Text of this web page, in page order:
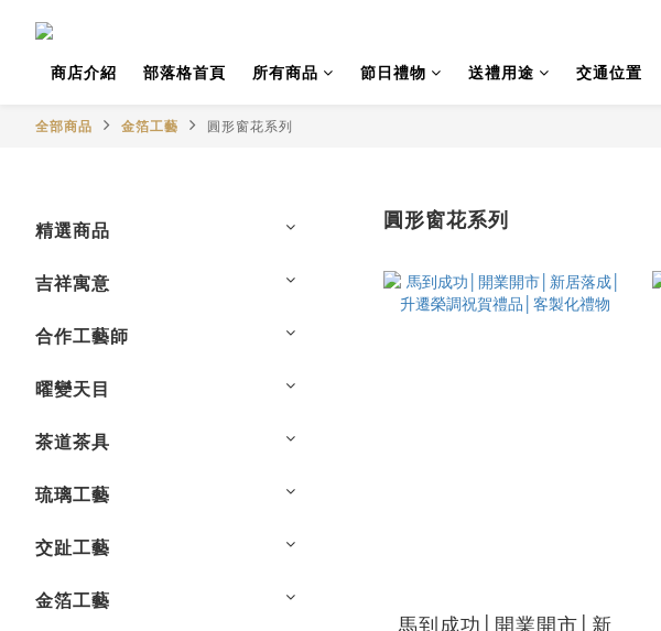
商店介紹 部落格首頁 所有商品 節日禮物 送禮用途 交通位置
全部商品 金箔工藝 圓形窗花系列
精選商品
吉祥寓意
合作工藝師
曜變天目
茶道茶具
琉璃工藝
交趾工藝
金箔工藝
圓形窗花系列
馬到成功│開業開市│新